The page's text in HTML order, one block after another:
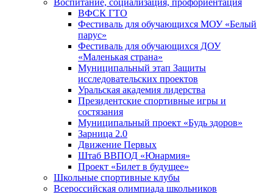
ВФСК ГТО
Фестиваль для обучающихся МОУ «Белый
парус»
Фестиваль для обучающихся ДОУ
«Маленькая страна»
Муниципальный этап Защиты
исследовательских проектов
Уральская академия лидерства
Президентские спортивные игры и
состязания
Муниципальный проект «Будь здоров»
Зарница 2.0
Движение Первых
Штаб ВВПОД «Юнармия»
Проект «Билет в будущее»
Школьные спортивные клубы
Всероссийская олимпиада школьников